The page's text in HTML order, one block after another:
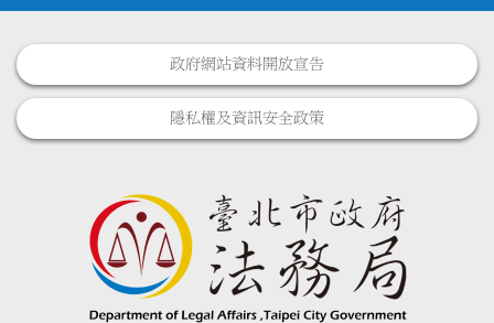
政府網站資料開放宣告
隱私權及資訊安全政策